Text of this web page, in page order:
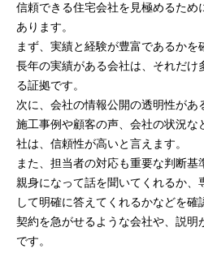
信頼できる住宅会社を見極めるため
あります。
まず、実績と経験が豊富であるかを
長年の実績がある会社は、それだけ
る証拠です。
次に、会社の情報公開の透明性があ
施工事例や顧客の声、会社の状況な
社は、信頼性が高いと言えます。
また、担当者の対応も重要な判断基
親身になって話を聞いてくれるか、
して明確に答えてくれるかなどを確
契約を急がせるような会社や、説明
です。